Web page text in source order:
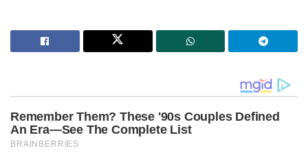
അവരെ നിക്ഷേപത്തിനായി ക്ഷണിച്ചു. രണ്ട്
ദിവസത്തെ വിജയകരമായ സന്ദർശനത്തിന് ശേഷം
മോദിയെ വിമാനത്താവളത്തിൽ യാത്രയാക്കിയത്.
Stories you may like